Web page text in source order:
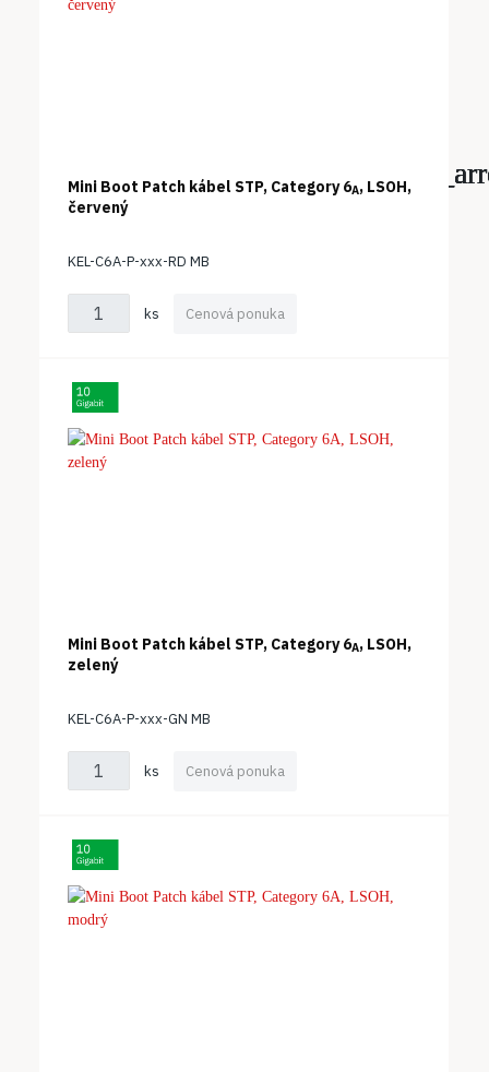
Mini Boot Patch kábel STP, Category 6A, LSOH,
červený
KEL-C6A-P-xxx-RD MB
ks Cenová ponuka
Mini Boot Patch kábel STP, Category 6A, LSOH,
zelený
KEL-C6A-P-xxx-GN MB
ks Cenová ponuka